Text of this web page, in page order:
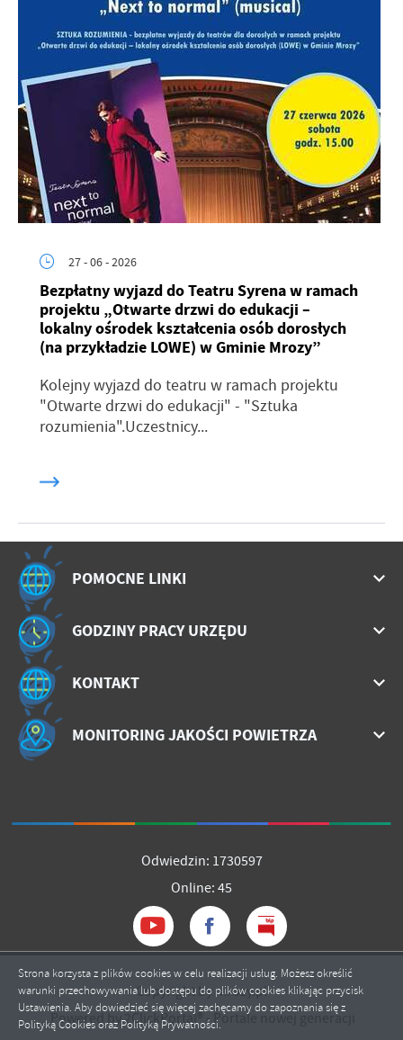
27 - 06 - 2026
Bezpłatny wyjazd do Teatru Syrena w ramach
projektu „Otwarte drzwi do edukacji –
lokalny ośrodek kształcenia osób dorosłych
(na przykładzie LOWE) w Gminie Mrozy”
Kolejny wyjazd do teatru w ramach projektu
"Otwarte drzwi do edukacji" - "Sztuka
rozumienia".Uczestnicy...
POMOCNE LINKI
GODZINY PRACY URZĘDU
KONTAKT
MONITORING JAKOŚCI POWIETRZA
Odwiedzin: 1730597
Online: 45
Copyright by mrozy.pl
Powered by2ClickPortal® - Portale nowej generacji
Strona korzysta z plików cookies w celu realizacji usług. Możesz określić
warunki przechowywania lub dostępu do plików cookies klikając przycisk
Ustawienia. Aby dowiedzieć się więcej zachęcamy do zapoznania się z
Polityką Cookies oraz Polityką Prywatności.